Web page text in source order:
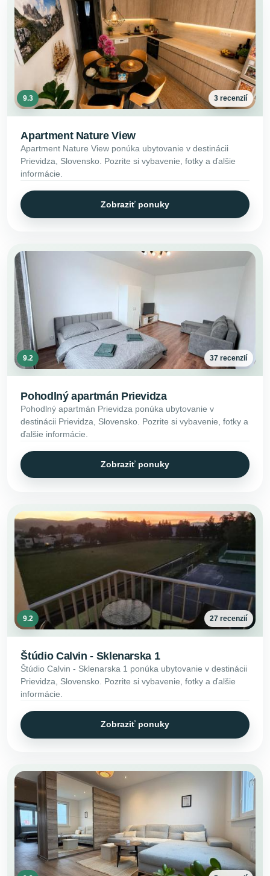
9.3 3 recenzií
Apartment Nature View
Apartment Nature View ponúka ubytovanie v destinácii
Prievidza, Slovensko. Pozrite si vybavenie, fotky a ďalšie
informácie.
Zobraziť ponuky
9.2 37 recenzií
Pohodlný apartmán Prievidza
Pohodlný apartmán Prievidza ponúka ubytovanie v
destinácii Prievidza, Slovensko. Pozrite si vybavenie, fotky a
ďalšie informácie.
Zobraziť ponuky
9.2 27 recenzií
Štúdio Calvin - Sklenarska 1
Štúdio Calvin - Sklenarska 1 ponúka ubytovanie v destinácii
Prievidza, Slovensko. Pozrite si vybavenie, fotky a ďalšie
informácie.
Zobraziť ponuky